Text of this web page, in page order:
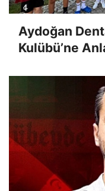
Aydoğan
Kulübü’ne